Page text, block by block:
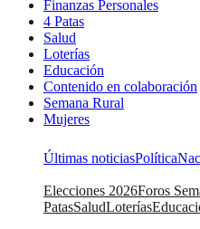
Finanzas Personales
4 Patas
Salud
Loterías
Educación
Contenido en colaboración
Semana Rural
Mujeres
Últimas noticiasPolítica
Elecciones 2026Foros
PatasSaludLoterías